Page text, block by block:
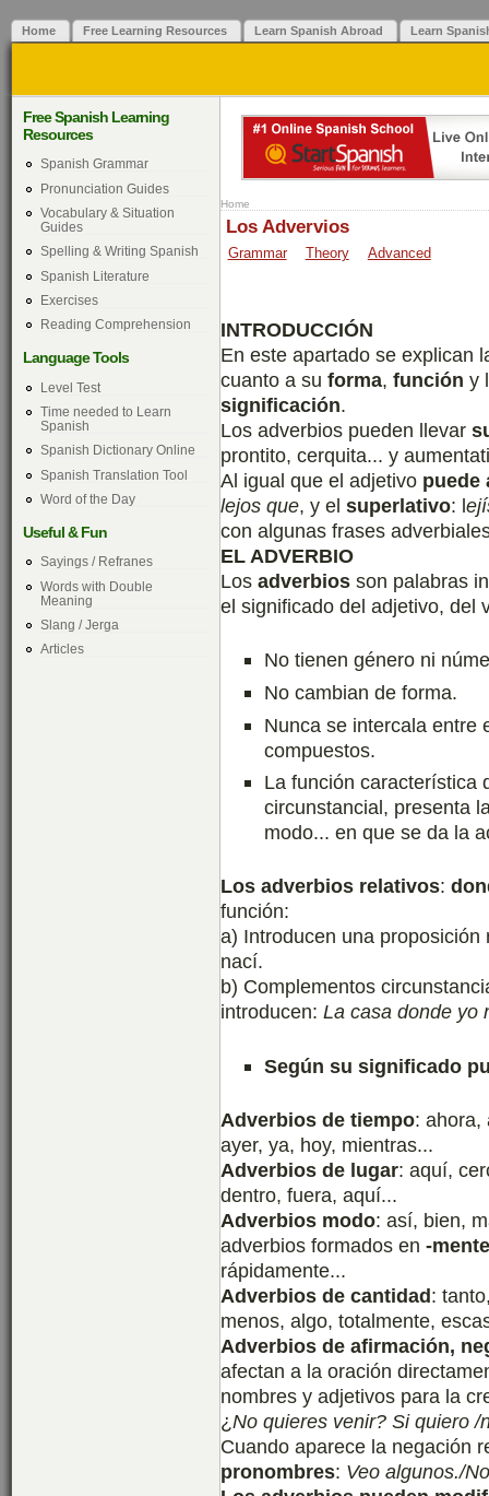
Home Free Learning Resources Learn Spanish Abroad Learn
Free Spanish Learning
Resources
Spanish Grammar
Pronunciation Guides
Vocabulary & Situation
Guides
Spelling & Writing Spanish
Spanish Literature
Exercises
Reading Comprehension
Language Tools
Level Test
Time needed to Learn
Spanish
Spanish Dictionary Online
Spanish Translation Tool
Word of the Day
Useful & Fun
Sayings / Refranes
Words with Double
Meaning
Slang / Jerga
Articles
Home
Los Advervios
Grammar Theory Advanced
INTRODUCCIÓN
En este apartado se explican
cuanto a su forma, función y
significación.
Los adverbios pueden llevar
prontito, cerquita... y
Al igual que el adjetivo puede
lejos que, y el superlativo: l
con algunas frases
EL ADVERBIO
Los adverbios son palabras
el significado del adjetivo, del
No tienen género ni
No cambian de forma.
Nunca se intercala entre
compuestos.
La función característica
circunstancial, presenta
modo... en que se da la
Los adverbios relativos:
función:
a) Introducen una
nací.
b) Complementos
introducen: La casa donde yo
Según su significado
Adverbios de tiempo: ahora,
ayer, ya, hoy, mientras...
Adverbios de lugar: aquí,
dentro, fuera, aquí...
Adverbios modo: así, bien,
adverbios formados en -mente
rápidamente...
Adverbios de cantidad:
menos, algo, totalmente,
Adverbios de afirmación,
afectan a la oración
nombres y adjetivos para la
¿No quieres venir? Si quiero /
Cuando aparece la negación
pronombres: Veo algunos./